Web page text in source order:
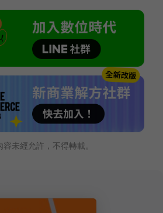
未經允許，不得轉載。